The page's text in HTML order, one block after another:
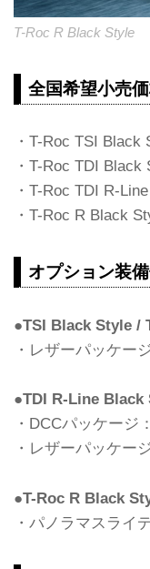
T-Roc R Black Style
全国希望小売価
・T-Roc TSI Black
・T-Roc TDI
・T-Roc TDI R-
・T-Roc R Black
オプション装備
●TSI Black Style /
・レザーパッケー
●TDI R-Line Black
・DCCパッケージ
・レザーパッケー
●T-Roc R Black
・パノラマスライ